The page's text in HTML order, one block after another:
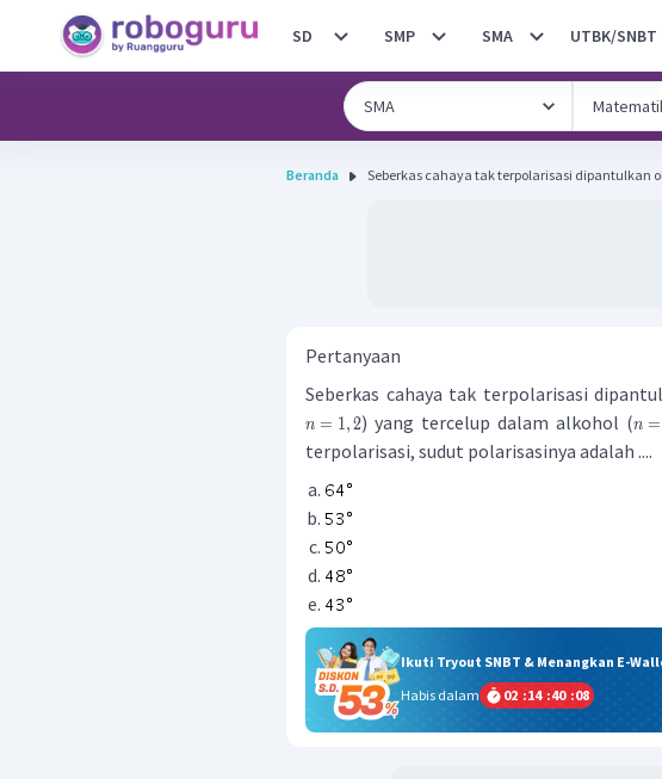
SD SMP SMA UTBK/SNBT
Beranda Seberkas cahaya tak terpolarisasi dipantulkan
Pertanyaan
Seberkas cahaya tak terpolarisasi
n = 1,2) yang tercelup dalam alkohol (n =
terpolarisasi, sudut polarisasinya adalah ....
Ikuti Tryout SNBT & Menangkan E-
Habis dalam
02 :14 :40 :08